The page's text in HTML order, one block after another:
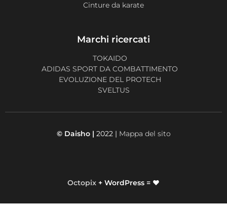
Cinture da karate
Marchi ricercati
TOKAIDO
ADIDAS SPORT DA COMBATTIMENTO
EVOLUZIONE DEL PROTECH
SVELTUS
© Daisho | 2022 | Mappa del sito
Octopix + WordPress = ❤